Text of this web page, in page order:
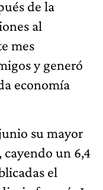
de la
al
mes
y generó
economía
su mayor
cayendo un 6,4
el